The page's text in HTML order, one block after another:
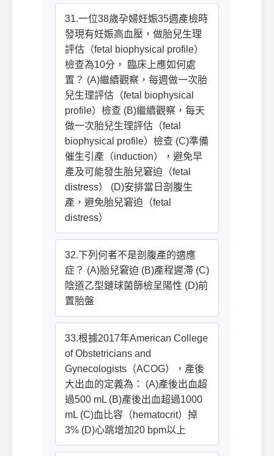
31.一位38歲孕婦妊娠35週產檢時
發現有妊娠高血壓，做胎兒生理
評估（fetal biophysical profile）
檢查為10分， 臨床上應如何處
置？ (A)繼續觀察，每週做一次胎
兒生理評估（fetal biophysical
profile）檢查 (B)繼續觀察，每天
做一次胎兒生理評估（fetal
biophysical profile）檢查 (C)準備
催生引產（induction），避免早
產及可能發生胎兒窘迫（fetal
distress） (D)安排當日剖腹生
產，避免胎兒窘迫（fetal
distress）
32.下列何者不是剖腹產的適應
症？ (A)胎兒窘迫 (B)產程遲滯 (C)
陰道乙型鏈球菌篩檢呈陽性 (D)前
置胎盤
33.根據2017年American College
of Obstetricians and
Gynecologists（ACOG），產後
大出血的定義為： (A)產後出血超
過500 mL (B)產後出血超過1000
mL (C)血比容（hematocrit）掉
3% (D)心跳增加20 bpm以上